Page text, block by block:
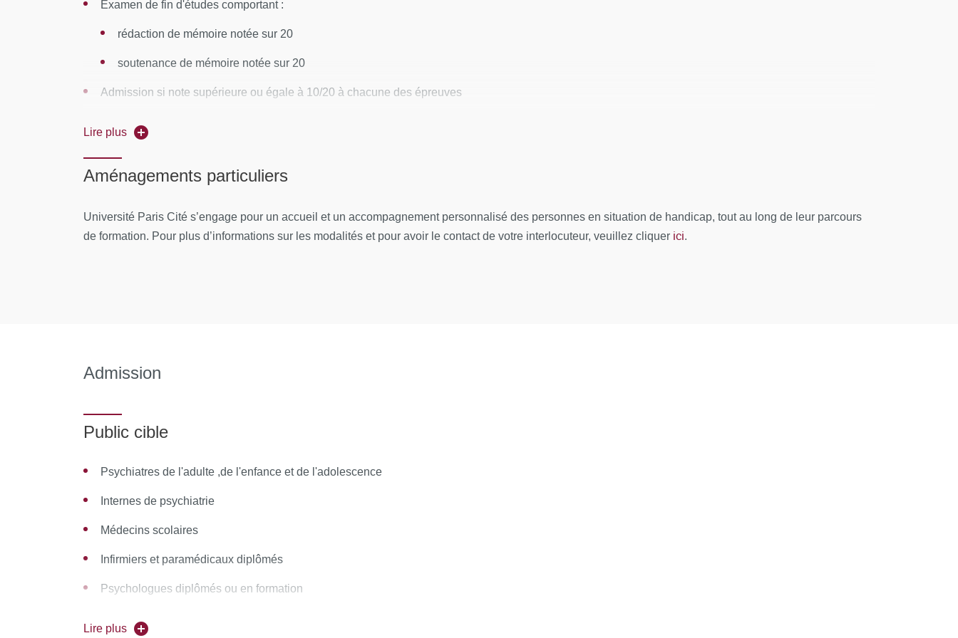
La détection précoce : enjeu de santé publique
Entre nouvelles gestions des risques et reconstruction des savoirs psychiatriques : prolégomènes à une histoire des états de psychose précoce
Prodromes / État mental à risque : quelles évolutions ?
Module 2 : Bases Fondamentales des pathologies émergentes à l'adolescence
Alcool et cerveau adolescent
Adolescence et vulnérabilité au stress
Vues sur le cerveau en transition
Devenir des sujets à haut risque de transition
TD : Entretiens : CAARMS - SIPS SOPS
Psychose émergente et troubles envahissants du développement
Examen de fin d'études comportant :
rédaction de mémoire notée sur 20
soutenance de mémoire notée sur 20
Admission si note supérieure ou égale à 10/20 à chacune des épreuves
Une session par an
Être assidu
Lire plus
Aménagements particuliers
Université Paris Cité s’engage pour un accueil et un accompagnement personnalisé des personnes en situation de handicap, tout au long de leur parcours
de formation. Pour plus d’informations sur les modalités et pour avoir le contact de votre interlocuteur, veuillez cliquer ici.
Admission
Public cible
Psychiatres de l'adulte ,de l'enfance et de l'adolescence
Internes de psychiatrie
Médecins scolaires
Infirmiers et paramédicaux diplômés
Psychologues diplômés ou en formation
Lire plus